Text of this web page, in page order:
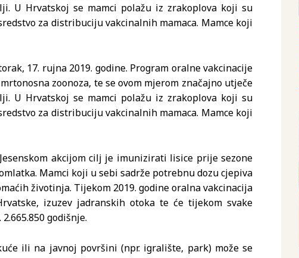
U Hrvatskoj se mamci polažu iz zrakoplova koji su
za distribuciju vakcinalnih mamaca. Mamce koji
17. rujna 2019. godine. Program oralne vakcinacije
zoonoza, te se ovom mjerom značajno utječe
U Hrvatskoj se mamci polažu iz zrakoplova koji su
za distribuciju vakcinalnih mamaca. Mamce koji
akcijom cilj je imunizirati lisice prije sezone
Mamci koji u sebi sadrže potrebnu dozu cjepiva
životinja. Tijekom 2019. godine oralna vakcinacija
izuzev jadranskih otoka te će tijekom svake
godišnje.
ili na javnoj površini (npr. igralište, park) može se